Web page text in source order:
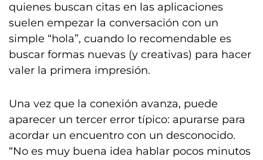
quienes buscan citas en las aplicaciones
suelen empezar la conversación con un
simple “hola”, cuando lo recomendable es
buscar formas nuevas (y creativas) para hacer
valer la primera impresión.
Una vez que la conexión avanza, puede
aparecer un tercer error típico: apurarse para
acordar un encuentro con un desconocido.
“No es muy buena idea hablar pocos minutos